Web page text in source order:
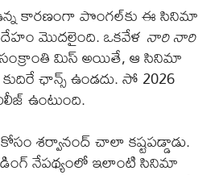
కారణంగా పొంగల్‌కు ఈ సినిమా
మొదలైంది. ఒకవేళ నారి నారి
మిస్ అయితే, ఆ సినిమా
ఛాన్స్ ఉండదు. సో 2026
ఉంటుంది.
శర్వానంద్ చాలా కష్టపడ్డాడు.
నేపథ్యంలో ఇలాంటి సినిమా